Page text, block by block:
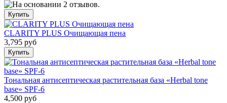
CLARITY PLUS Очищающая пена
3,795 руб
Тональная антисептическая растительная база «Herbal tone
base» SPF-6
4,500 руб